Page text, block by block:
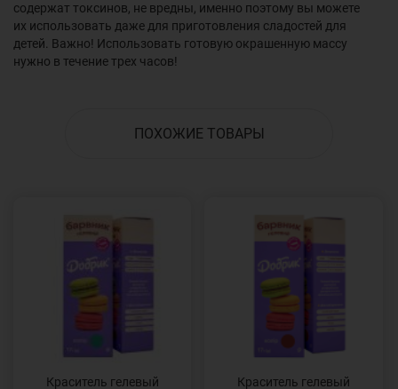
содержат токсинов, не вредны, именно поэтому вы можете
их использовать даже для приготовления сладостей для
детей. Важно! Использовать готовую окрашенную массу
нужно в течение трех часов!
ПОХОЖИЕ ТОВАРЫ
Краситель гелевый
Краситель гелевый